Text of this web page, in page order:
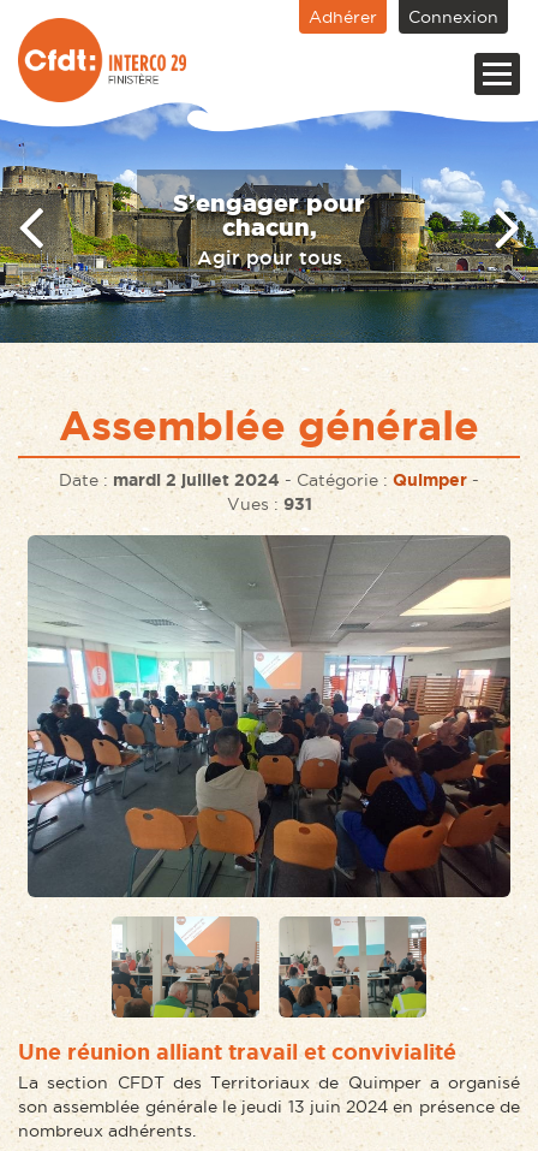
Adhérer Connexion
CFDT : Interco 29
Votre syndicat du
Finistère
Assemblée générale
Date : mardi 2 juillet 2024 - Catégorie : Quimper -
Vues : 931
Une réunion alliant travail et convivialité
La section CFDT des Territoriaux de Quimper a organisé
son assemblée générale le jeudi 13 juin 2024 en présence de
nombreux adhérents.